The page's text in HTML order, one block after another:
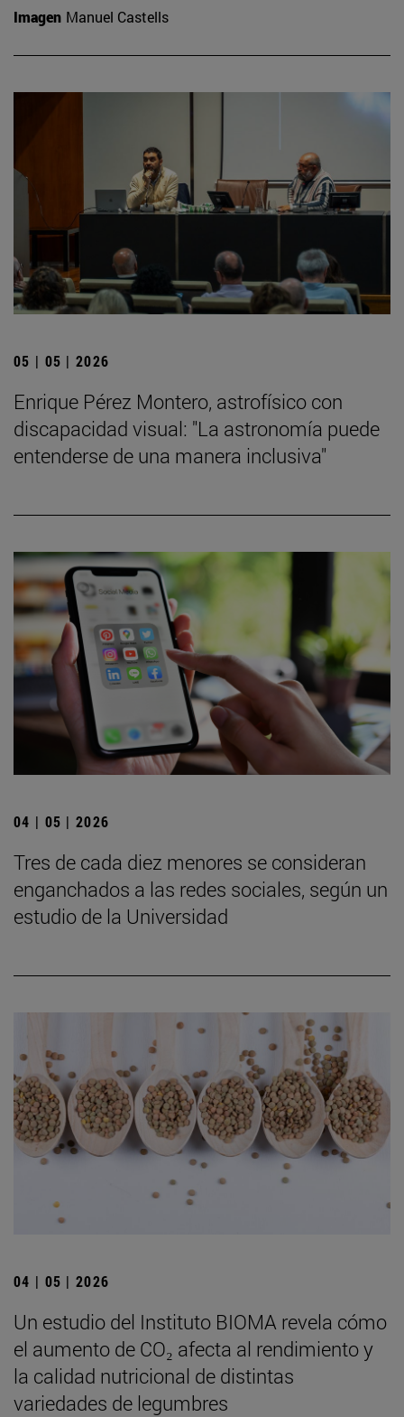
Imagen Manuel Castells
05 | 05 | 2026
Enrique Pérez Montero, astrofísico con
discapacidad visual: "La astronomía puede
entenderse de una manera inclusiva"
04 | 05 | 2026
Tres de cada diez menores se consideran
enganchados a las redes sociales, según un
estudio de la Universidad
04 | 05 | 2026
Un estudio del Instituto BIOMA revela cómo
el aumento de CO₂ afecta al rendimiento y
la calidad nutricional de distintas
variedades de legumbres